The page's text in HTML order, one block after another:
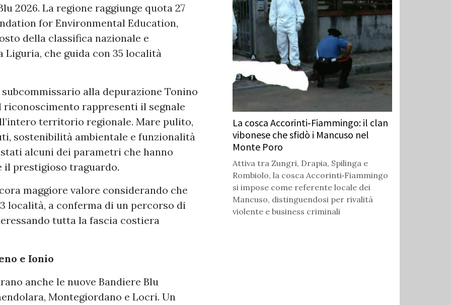
2026. La regione raggiunge quota 27
for Environmental Education,
della classifica nazionale e
che guida con 35 località
alla depurazione Tonino
rappresenti il segnale
territorio regionale. Mare pulito,
sostenibilità ambientale e funzionalità
alcuni dei parametri che hanno
il prestigioso traguardo.
maggiore valore considerando che
località, a conferma di un percorso di
tutta la fascia costiera
e Ionio
anche le nuove Bandiere Blu
Montegiordano e Locri. Un
La cosca Accorinti‑Fiammingo: il clan
vibonese che sfidò i Mancuso nel
Monte Poro
Attiva tra Zungri, Drapia, Spilinga e
Rombiolo, la cosca Accorinti‑Fiammingo
si impose come referente locale dei
Mancuso, distinguendosi per rivalità
violente e business criminali